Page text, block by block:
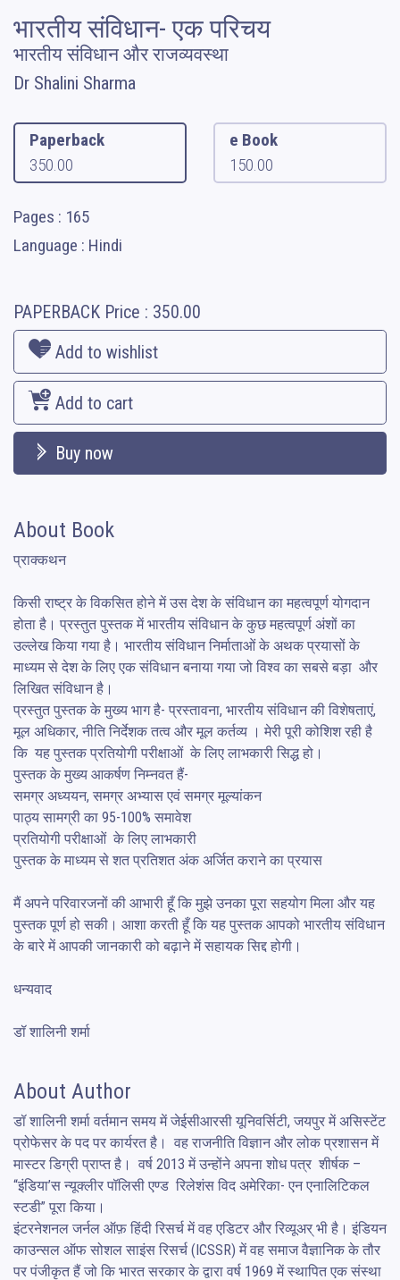
भारतीय संविधान- एक परिचय
भारतीय संविधान और राजव्यवस्था
Dr Shalini Sharma
Paperback
350.00
e Book
150.00
Pages : 165
Language : Hindi
PAPERBACK Price : 350.00
Add to wishlist
Add to cart
Buy now
About Book
प्राक्कथन
किसी राष्ट्र के विकसित होने में उस देश के संविधान का महत्वपूर्ण योगदान
होता है। प्रस्तुत पुस्तक में भारतीय संविधान के कुछ महत्वपूर्ण अंशों का
उल्लेख किया गया है। भारतीय संविधान निर्माताओं के अथक प्रयासों के
माध्यम से देश के लिए एक संविधान बनाया गया जो विश्व का सबसे बड़ा  और
लिखित संविधान है।
प्रस्तुत पुस्तक के मुख्य भाग है- प्रस्तावना, भारतीय संविधान की विशेषताएं,
मूल अधिकार, नीति निर्देशक तत्व और मूल कर्तव्य । मेरी पूरी कोशिश रही है
कि  यह पुस्तक प्रतियोगी परीक्षाओं  के लिए लाभकारी सिद्ध हो।
पुस्तक के मुख्य आकर्षण निम्नवत हैं-
समग्र अध्ययन, समग्र अभ्यास एवं समग्र मूल्यांकन
पाठ्य सामग्री का 95-100% समावेश
प्रतियोगी परीक्षाओं  के लिए लाभकारी
पुस्तक के माध्यम से शत प्रतिशत अंक अर्जित कराने का प्रयास
मैं अपने परिवारजनों की आभारी हूँ कि मुझे उनका पूरा सहयोग मिला और यह
पुस्तक पूर्ण हो सकी। आशा करती हूँ कि यह पुस्तक आपको भारतीय संविधान
के बारे में आपकी जानकारी को बढ़ाने में सहायक सिद्द होगी।
धन्यवाद
डॉ शालिनी शर्मा
About Author
डॉ शालिनी शर्मा वर्तमान समय में जेईसीआरसी यूनिवर्सिटी, जयपुर में असिस्टेंट
प्रोफेसर के पद पर कार्यरत है।  वह राजनीति विज्ञान और लोक प्रशासन में
मास्टर डिग्री प्राप्त है।  वर्ष 2013 में उन्होंने अपना शोध पत्र  शीर्षक –
“इंडिया’स न्यूक्लीर पॉलिसी एण्ड  रिलेशंस विद अमेरिका- एन एनालिटिकल
स्टडी” पूरा किया।
इंटरनेशनल जर्नल ऑफ़ हिंदी रिसर्च में वह एडिटर और रिव्यूअर् भी है। इंडियन
काउन्सल ऑफ सोशल साइंस रिसर्च (ICSSR) में वह समाज वैज्ञानिक के तौर
पर पंजीकृत हैं जो कि भारत सरकार के द्वारा वर्ष 1969 में स्थापित एक संस्था